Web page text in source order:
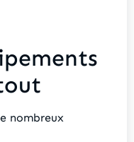
nombreux